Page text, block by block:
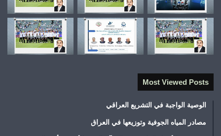
Most Viewed Posts
الوصية الواجبة في التشريع العراقي
مصادر المياه الجوفية وتوزيعها في العراق